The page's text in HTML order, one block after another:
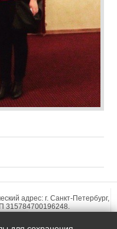
адрес: г. Санкт-Петербург,